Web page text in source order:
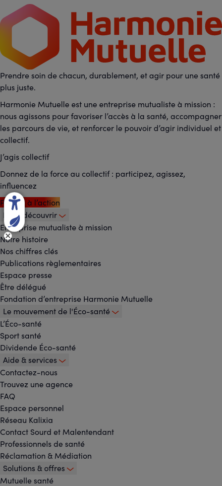
Prendre soin de chacun, durablement, et agir pour une santé
plus juste.
Harmonie Mutuelle est une entreprise mutualiste à mission :
nous agissons pour favoriser l’accès à la santé, accompagner
les parcours de vie, et renforcer le pouvoir d’agir individuel et
collectif.
J’agis collectif
Donnez de la force au collectif : participez, agissez,
influencez
Passez à l’action
Footer
-
Menu
principal
Nous découvrir
Entreprise mutualiste à mission
Notre histoire
Nos chiffres clés
Publications règlementaires
Espace presse
Être délégué
Fondation d’entreprise Harmonie Mutuelle
Le mouvement de l'Éco-santé
L’Éco-santé
Sport santé
Dividende Éco-santé
Aide & services
Contactez-nous
Trouvez une agence
FAQ
Espace personnel
Réseau Kalixia
Contact Sourd et Malentendant
Professionnels de santé
Réclamation & Médiation
Solutions & offres
Mutuelle santé